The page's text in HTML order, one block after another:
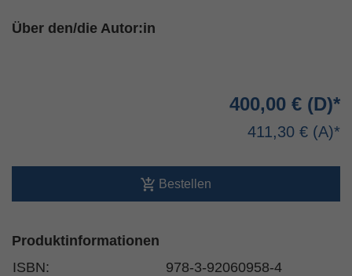
Über den/die Autor:in
400,00 €
411,30 €
Bestellen
Produktinformationen
ISBN:
978-3-92060958-4